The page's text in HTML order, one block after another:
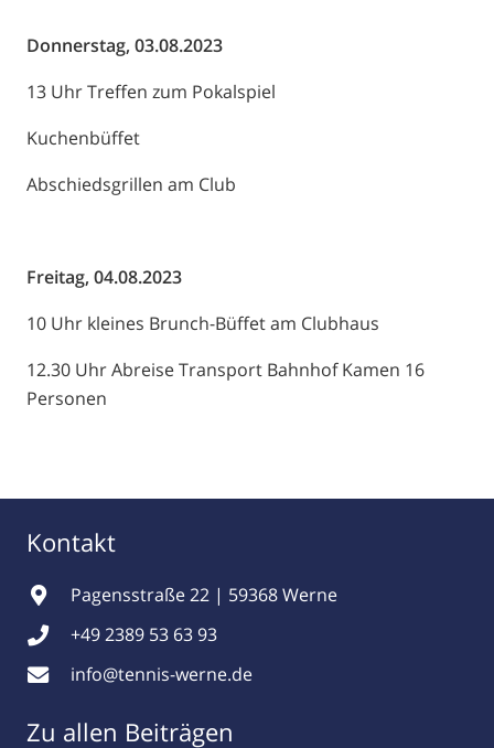
Donnerstag, 03.08.2023
13 Uhr Treffen zum Pokalspiel
Kuchenbüffet
Abschiedsgrillen am Club
Freitag, 04.08.2023
10 Uhr kleines Brunch-Büffet am Clubhaus
12.30 Uhr Abreise Transport Bahnhof Kamen 16
Personen
Kontakt
Pagensstraße 22 | 59368 Werne
+49 2389 53 63 93
info@tennis-werne.de
Zu allen Beiträgen